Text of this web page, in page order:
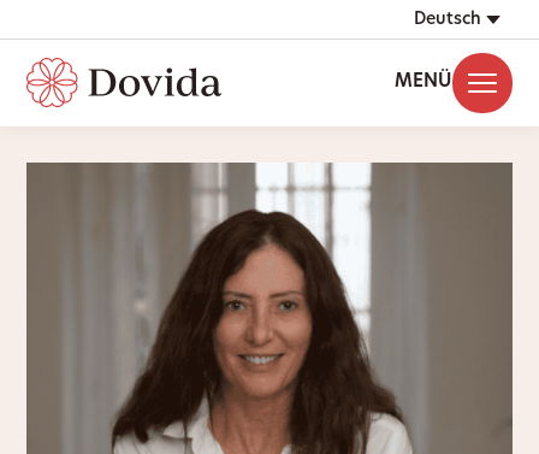
Deutsch
MENÜ